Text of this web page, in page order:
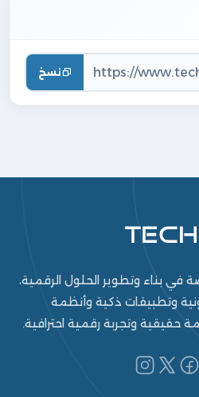
نسخ
بناء وتطوير الحلول الرقمية،
وتطبيقات ذكية وأنظمة
وتجربة رقمية احترافية.